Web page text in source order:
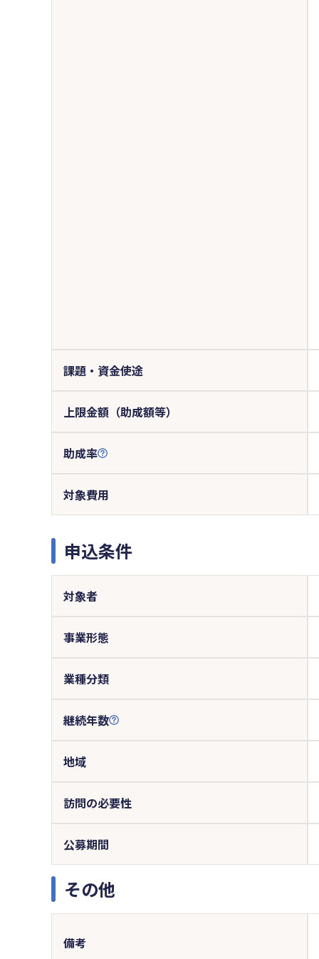
課題・資金使途
上限金額（助成額等）
助成率
対象費用
申込条件
対象者
事業形態
業種分類
継続年数
地域
訪問の必要性
公募期間
その他
備考